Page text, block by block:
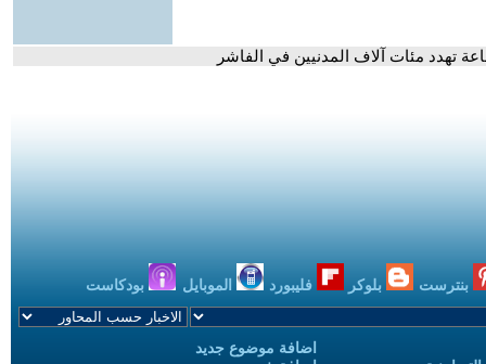
تهدد مئات آلاف المدنيين في الفاشر
بنترست بلوكر فليبورد الموبايل بودكاست
اضافة موضوع جديد